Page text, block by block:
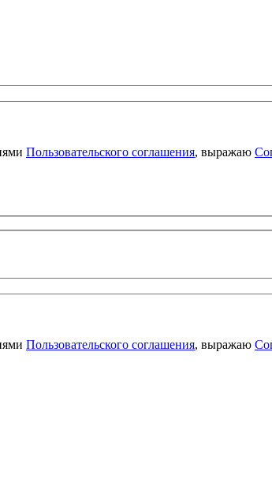
Пользовательского соглашения, выражаю
Пользовательского соглашения, выражаю